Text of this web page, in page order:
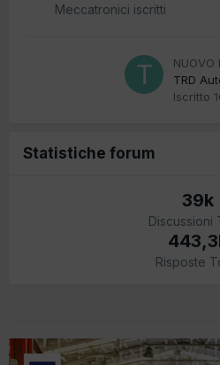
Meccatronici iscritti
NUOVO
TRD
Iscritto
Statistiche forum
39k
Discussioni
Risposte